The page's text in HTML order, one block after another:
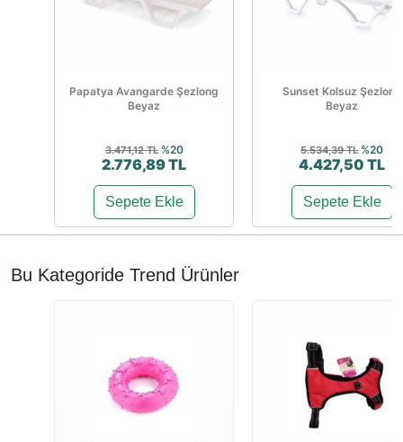
Papatya Avangarde Şezlong
Beyaz
3.471,12 TL %20
2.776,89 TL
Sepete Ekle
Sunset Kolsuz Şezlong
Beyaz
5.534,39 TL %20
4.427,50 TL
Sepete Ekle
Bu Kategoride Trend Ürünler